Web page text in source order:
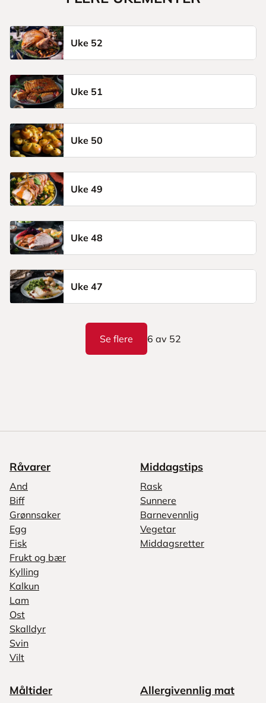
Uke 52
Uke 51
Uke 50
Uke 49
Uke 48
Uke 47
Se flere 6 av 52
Råvarer
And
Biff
Grønnsaker
Egg
Fisk
Frukt og bær
Kylling
Kalkun
Lam
Ost
Skalldyr
Svin
Vilt
Middagstips
Rask
Sunnere
Barnevennlig
Vegetar
Middagsretter
Måltider Allergivennlig mat